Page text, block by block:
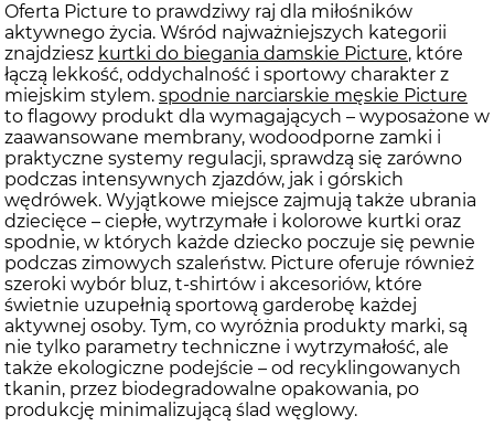
Oferta Picture to prawdziwy raj dla miłośników
aktywnego życia. Wśród najważniejszych kategorii
znajdziesz kurtki do biegania damskie Picture, które
łączą lekkość, oddychalność i sportowy charakter z
miejskim stylem. spodnie narciarskie męskie Picture
to flagowy produkt dla wymagających – wyposażone w
zaawansowane membrany, wodoodporne zamki i
praktyczne systemy regulacji, sprawdzą się zarówno
podczas intensywnych zjazdów, jak i górskich
wędrówek. Wyjątkowe miejsce zajmują także ubrania
dziecięce – ciepłe, wytrzymałe i kolorowe kurtki oraz
spodnie, w których każde dziecko poczuje się pewnie
podczas zimowych szaleństw. Picture oferuje również
szeroki wybór bluz, t-shirtów i akcesoriów, które
świetnie uzupełnią sportową garderobę każdej
aktywnej osoby. Tym, co wyróżnia produkty marki, są
nie tylko parametry techniczne i wytrzymałość, ale
także ekologiczne podejście – od recyklingowanych
tkanin, przez biodegradowalne opakowania, po
produkcję minimalizującą ślad węglowy.